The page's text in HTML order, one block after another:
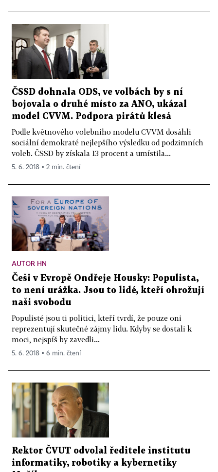
ČSSD dohnala ODS, ve volbách by s ní
bojovala o druhé místo za ANO, ukázal
model CVVM. Podpora pirátů klesá
Podle květnového volebního modelu CVVM dosáhli
sociální demokraté nejlepšího výsledku od podzimních
voleb. ČSSD by získala 13 procent a umístila...
5. 6. 2018 ▪ 2 min. čtení
AUTOR HN
Češi v Evropě Ondřeje Housky: Populista,
to není urážka. Jsou to lidé, kteří ohrožují
naši svobodu
Populisté jsou ti politici, kteří tvrdí, že pouze oni
reprezentují skutečné zájmy lidu. Kdyby se dostali k
moci, nejspíš by zavedli...
5. 6. 2018 ▪ 6 min. čtení
Rektor ČVUT odvolal ředitele institutu
informatiky, robotiky a kybernetiky